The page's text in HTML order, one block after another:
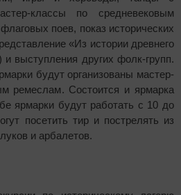
классы по средневековым
поев, показ исторических
«Из истории древнего
и выступления других фолк-групп.
будут организованы мастер-
ремеслам. Состоится и ярмарка
ярмарки будут работать с 10 до
посетить тир и пострелять из
и арбалетов.